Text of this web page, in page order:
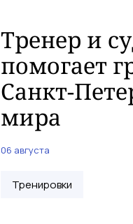
Тренер и
помогает
Санкт-
мира
06 августа
Тренировки